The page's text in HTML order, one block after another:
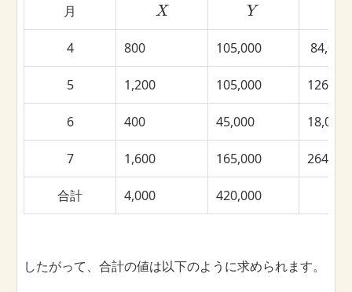
月 X Y
4 800 105,000
5 1,200 105,000
6 400 45,000
7 1,600 165,000
合計 4,000 420,000
したがって、合計の値は以下のように求められます。